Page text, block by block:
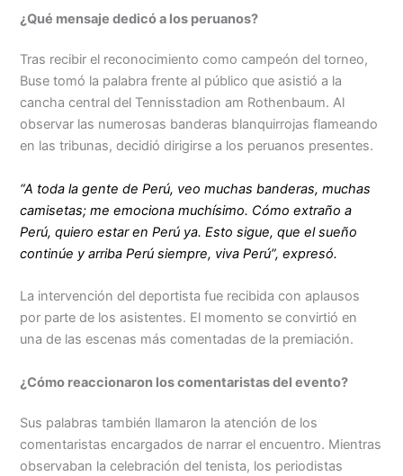
¿Qué mensaje dedicó a los peruanos?
Tras recibir el reconocimiento como campeón del torneo,
Buse tomó la palabra frente al público que asistió a la
cancha central del Tennisstadion am Rothenbaum. Al
observar las numerosas banderas blanquirrojas flameando
en las tribunas, decidió dirigirse a los peruanos presentes.
“A toda la gente de Perú, veo muchas banderas, muchas
camisetas; me emociona muchísimo. Cómo extraño a
Perú, quiero estar en Perú ya. Esto sigue, que el sueño
continúe y arriba Perú siempre, viva Perú”, expresó.
La intervención del deportista fue recibida con aplausos
por parte de los asistentes. El momento se convirtió en
una de las escenas más comentadas de la premiación.
¿Cómo reaccionaron los comentaristas del evento?
Sus palabras también llamaron la atención de los
comentaristas encargados de narrar el encuentro. Mientras
observaban la celebración del tenista, los periodistas